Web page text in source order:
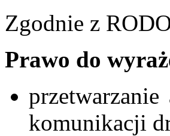
Zgodnie z
Prawo do
komunikacji